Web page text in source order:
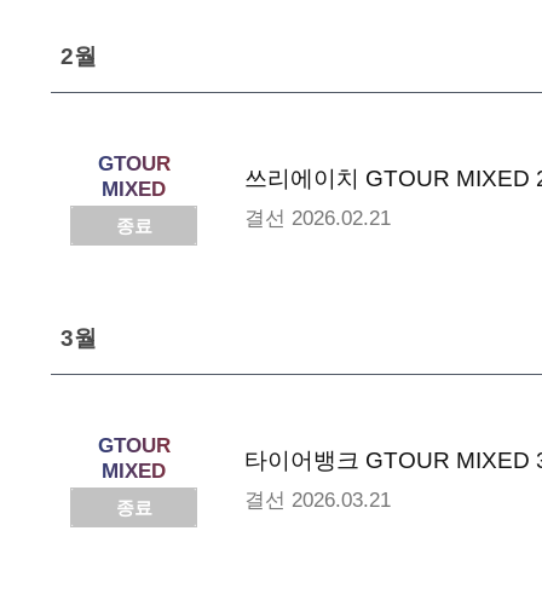
2월
GTOUR
MIXED
종료
쓰리에이치 GTOUR MIXED
결선 2026.02.21
3월
GTOUR
MIXED
종료
타이어뱅크 GTOUR MIXED
결선 2026.03.21